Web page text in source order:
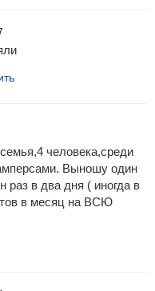
человека,среди
Выношу один
раз в два дня ( иногда в
в месяц на ВСЮ